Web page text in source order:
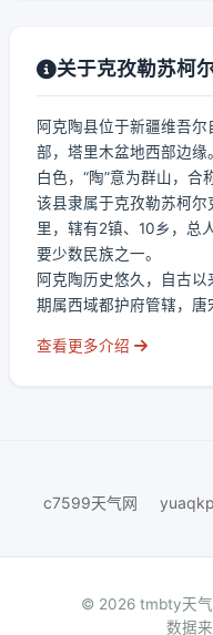
关于克孜勒苏柯
阿克陶县位于新疆维吾
部，塔里木盆地西部边缘
白色，“陶”意为群山，合
该县隶属于克孜勒苏柯
里，辖有2镇、10乡，总
要少数民族之一。
阿克陶历史悠久，自古
期属西域都护府管辖，唐
查看更多介绍
c7599天气网
© 2026 tmbty天
数据